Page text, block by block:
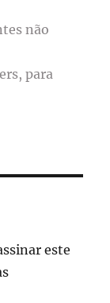
não
para
este